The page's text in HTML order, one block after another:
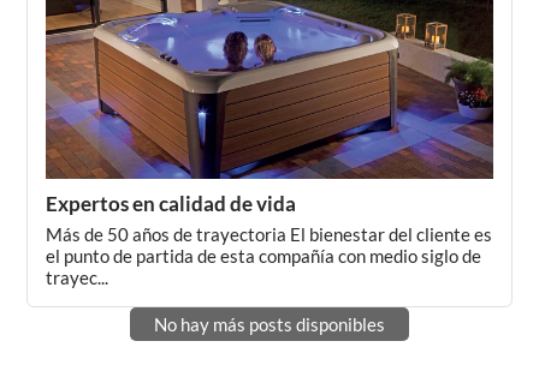
Expertos en calidad de vida
Más de 50 años de trayectoria El bienestar del cliente es
el punto de partida de esta compañía con medio siglo de
trayec...
No hay más posts disponibles